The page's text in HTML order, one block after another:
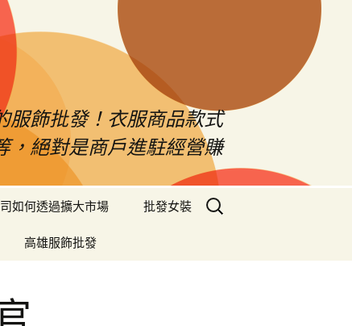
服飾批發！衣服商品款式
，絕對是商戶進駐經營賺
如何透過擴大市場 批發女裝
高雄服飾批發
搜
尋